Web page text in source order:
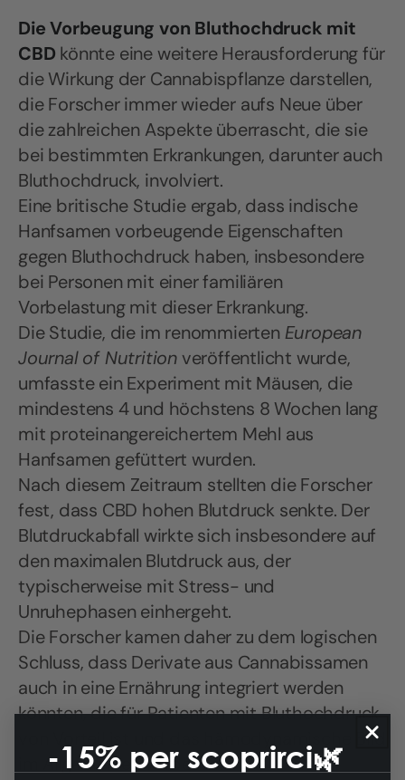
Die Vorbeugung von Bluthochdruck mit
CBD könnte eine weitere Herausforderung für
die Wirkung der Cannabispflanze darstellen,
die Forscher immer wieder aufs Neue über
die zahlreichen Aspekte überrascht, die sie
bei bestimmten Erkrankungen, darunter auch
Bluthochdruck, involviert.
Eine britische Studie ergab, dass indische
Hanfsamen vorbeugende Eigenschaften
gegen Bluthochdruck haben, insbesondere
bei Personen mit einer familiären
Vorbelastung mit dieser Erkrankung.
Die Studie, die im renommierten European
Journal of Nutrition veröffentlicht wurde,
umfasste ein Experiment mit Mäusen, die
mindestens 4 und höchstens 8 Wochen lang
mit proteinangereichertem Mehl aus
Hanfsamen gefüttert wurden.
Nach diesem Zeitraum stellten die Forscher
fest, dass CBD hohen Blutdruck senkte. Der
Blutdruckabfall wirkte sich insbesondere auf
den maximalen Blutdruck aus, der
typischerweise mit Stress- und
Unruhephasen einhergeht.
Die Forscher kamen daher zu dem logischen
Schluss, dass Derivate aus Cannabissamen
auch in eine Ernährung integriert werden
könnten, die für Patienten mit Bluthochdruck
von Vorteil ist und das hämodynamische Bild
im Allgemeinen verbessert.
-15% per scoprirci🌿